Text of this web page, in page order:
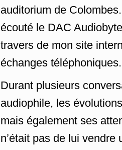
auditorium de
écouté le DAC
travers de mon site
échanges téléphoniques.
Durant plusieurs
audiophile, les
mais également ses
n’était pas de lui vendre